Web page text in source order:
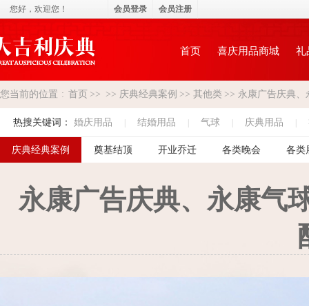
首页 喜庆用品商城 礼
您当前的位置 : 首页 >> >> 庆典经典案例 >> 其他类 >> 永康广告庆典
热搜关键词： 婚庆用品 结婚用品 气球 庆典用品
庆典经典案例 奠基结顶 开业乔迁 各类晚会 各类
永康广告庆典、永康气
您好， 欢迎您！ 会员登录 会员注册